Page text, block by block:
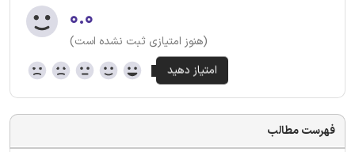
۰.۰
(هنوز امتیازی ثبت نشده است)
فهرست مطالب